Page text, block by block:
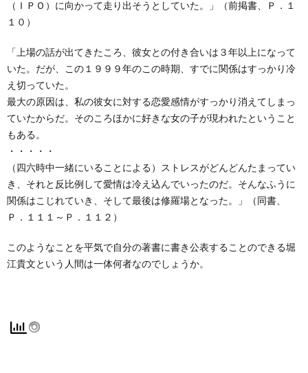
（ＩＰＯ）に向かって走り出そうとしていた。」（前掲書、Ｐ．１
１０）
「上場の話が出てきたころ、彼女との付き合いは３年以上になって
いた。だが、この１９９９年のこの時期、すでに関係はすっかり冷
え切っていた。
最大の原因は、私の彼女に対する恋愛感情がすっかり消えてしまっ
ていたからだ。そのころほかに好きな女の子が現われたということ
もある。
・・・・・
（四六時中一緒にいることによる）ストレスがどんどんたまってい
き、それと反比例して愛情は冷え込んでいったのだ。そんなふうに
関係はこじれていき、そして最後は修羅場となった。」（同書、
Ｐ．１１１～Ｐ．１１２）
このようなことを平気で自分の著書に書き公表することのできる堀
江貴文という人間は一体何者なのでしょうか。